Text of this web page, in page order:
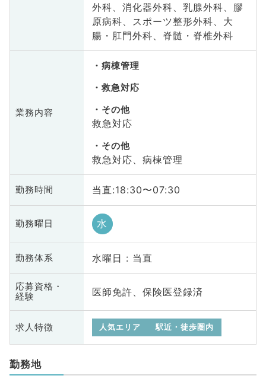
外科、消化器外科、乳腺外科、膠
原病科、スポーツ整形外科、大
腸・肛門外科、脊髄・脊椎外科
業務内容
病棟管理
救急対応
その他
救急対応
その他
救急対応、病棟管理
勤務時間 当直:18:30〜07:30
勤務曜日 水
勤務体系 水曜日 : 当直
応募資格・
経験
医師免許、保険医登録済
求人特徴 人気エリア 駅近・徒歩圏内
勤務地